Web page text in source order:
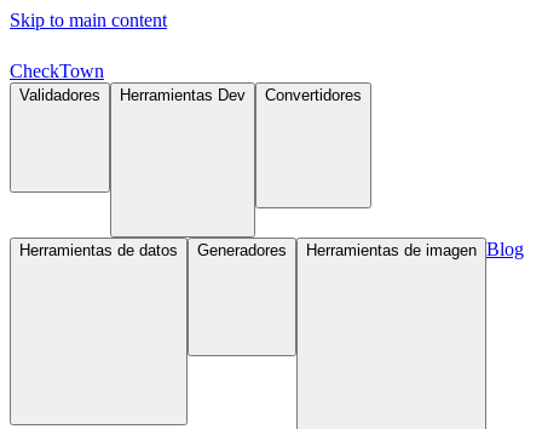
Skip to main content
CheckTown
Validadores Herramientas Dev Convertidores
Herramientas de datos Generadores Herramientas de imagen Blog